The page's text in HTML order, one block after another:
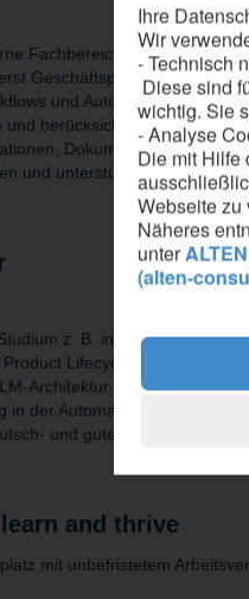
Ihre
Wir
- Technisch
Diese sind
wichtig. Sie
- Analyse
Die mit Hilfe
Webseite zu
Näheres
unter
(alten-
Fachbereiche bei PLM-
Geschäftsprozesse im PLM-
und Automatisierungen
und berücksichtigst
Dokumentationen und
und unterstützt deren
z. B. in
Lifecycle Management
Architektur, Digitalisierung
in der Automatisierung oder
und gute
and thrive
mit unbefristetem